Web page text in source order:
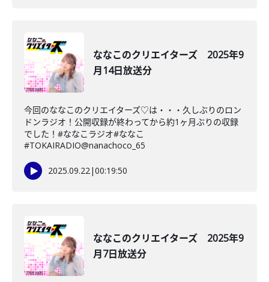
ななこのクリエイターズ 2025年9
月14日放送分
今回のななこのクリエイターズ♡は・・・久しぶりのロン
ドンラジオ！公開収録が終わってから約1ヶ月ぶりの収録
でした！#ななこラジオ#ななこ
#TOKAIRADIO@nanachoco_65
2025.09.22|00:19:50
ななこのクリエイターズ 2025年9
月7日放送分